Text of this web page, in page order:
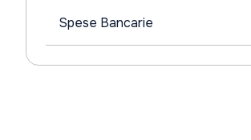
Spese Bancarie